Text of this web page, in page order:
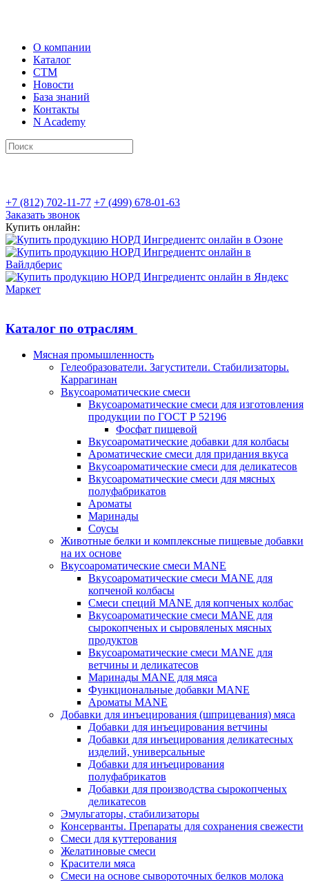
О компании
Каталог
СТМ
Новости
База знаний
Контакты
N Academy
+7 (812) 702-11-77 +7 (499) 678-01-63
Заказать звонок
Купить онлайн:
Каталог по отраслям
Мясная промышленность
Гелеобразователи. Загустители. Стабилизаторы.
Каррагинан
Вкусоароматические смеси
Вкусоароматические смеси для изготовления
продукции по ГОСТ Р 52196
Фосфат пищевой
Вкусоароматические добавки для колбасы
Ароматические смеси для придания вкуса
Вкусоароматические смеси для деликатесов
Вкусоароматические смеси для мясных
полуфабрикатов
Ароматы
Маринады
Соусы
Животные белки и комплексные пищевые добавки
на их основе
Вкусоароматические смеси MANE
Вкусоароматические смеси MANE для
копченой колбасы
Смеси специй MANE для копченых колбас
Вкусоароматические смеси MANE для
сырокопченых и сыровяленых мясных
продуктов
Вкусоароматические смеси MANE для
ветчины и деликатесов
Маринады MANE для мяса
Функциональные добавки MANE
Ароматы MANE
Добавки для инъецирования (шприцевания) мяса
Добавки для инъецирования ветчины
Добавки для инъецирования деликатесных
изделий, универсальные
Добавки для инъецирования
полуфабрикатов
Добавки для производства сырокопченых
деликатесов
Эмульгаторы, стабилизаторы
Консерванты. Препараты для сохранения свежести
Смеси для куттерования
Желатиновые смеси
Красители мяса
Смеси на основе сывороточных белков молока